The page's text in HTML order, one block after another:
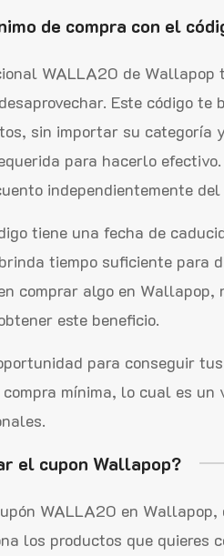
de compra con el
WALLA20 de
Este código
sin importar su categoría
para hacerlo
independientemente
tiene una fecha de
tiempo suficiente para
comprar algo en
este beneficio.
para conseguir
mínima, lo cual es
el cupon Wallapop?
WALLA20 en Wallapop,
los productos que